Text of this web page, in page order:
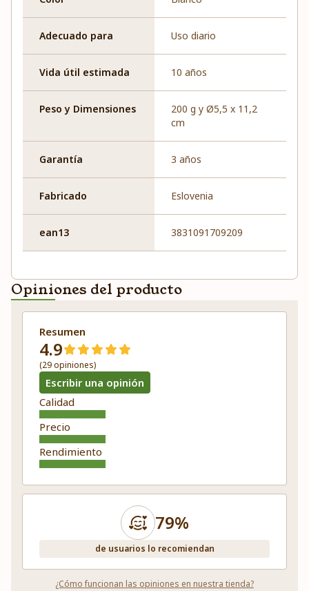
Adecuado para Uso diario
Vida útil estimada 10 años
Peso y Dimensiones
200 g y Ø5,5 x 11,2
cm
Garantía 3 años
Fabricado Eslovenia
ean13 3831091709209
Opiniones del producto
Resumen
4.9
(29 opiniones)
Escribir una opinión
Calidad
Precio
Rendimiento
79%
de usuarios lo recomiendan
¿Cómo funcionan las opiniones en nuestra tienda?